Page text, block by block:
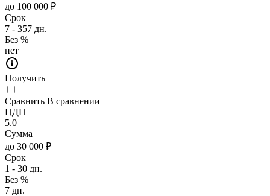
до 100 000 ₽
Срок
7 - 357 дн.
Без %
нет
Получить
Сравнить В сравнении
ЦДП
5.0
Сумма
до 30 000 ₽
Срок
1 - 30 дн.
Без %
7 дн.